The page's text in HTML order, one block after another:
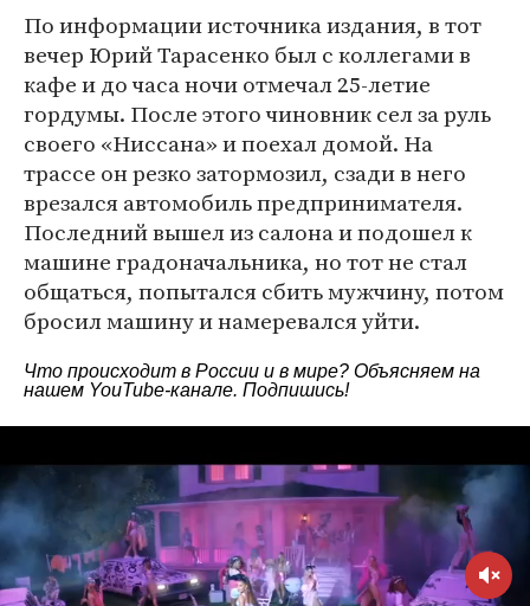
По информации источника издания, в тот
вечер Юрий Тарасенко был с коллегами в
кафе и до часа ночи отмечал 25-летие
гордумы. После этого чиновник сел за руль
своего «Ниссана» и поехал домой. На
трассе он резко затормозил, сзади в него
врезался автомобиль предпринимателя.
Последний вышел из салона и подошел к
машине градоначальника, но тот не стал
общаться, попытался сбить мужчину, потом
бросил машину и намеревался уйти.
Что происходит в России и в мире? Объясняем на
нашем YouTube-канале. Подпишись!